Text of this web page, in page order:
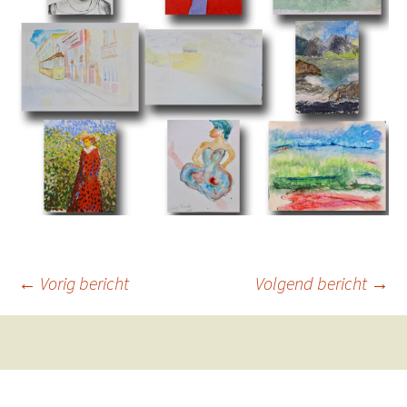
Berichtnavigatie
← Vorig bericht Volgend bericht →